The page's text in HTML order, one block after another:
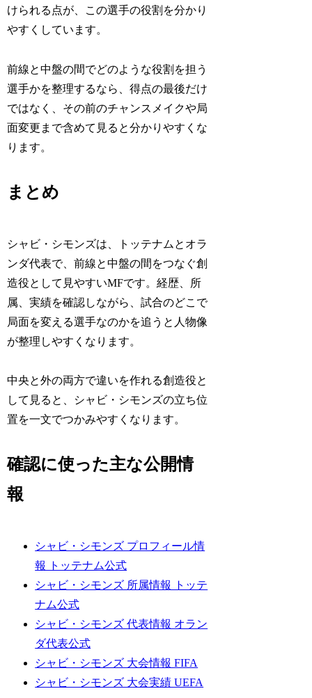
けられる点が、この選手の役割を分かり
やすくしています。
前線と中盤の間でどのような役割を担う
選手かを整理するなら、得点の最後だけ
ではなく、その前のチャンスメイクや局
面変更まで含めて見ると分かりやすくな
ります。
まとめ
シャビ・シモンズは、トッテナムとオラ
ンダ代表で、前線と中盤の間をつなぐ創
造役として見やすいMFです。経歴、所
属、実績を確認しながら、試合のどこで
局面を変える選手なのかを追うと人物像
が整理しやすくなります。
中央と外の両方で違いを作れる創造役と
して見ると、シャビ・シモンズの立ち位
置を一文でつかみやすくなります。
確認に使った主な公開情
報
シャビ・シモンズ プロフィール情
報 トッテナム公式
シャビ・シモンズ 所属情報 トッテ
ナム公式
シャビ・シモンズ 代表情報 オラン
ダ代表公式
シャビ・シモンズ 大会情報 FIFA
シャビ・シモンズ 大会実績 UEFA